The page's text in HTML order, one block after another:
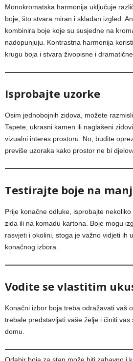
Monokromatska harmonija uključuje
boje, što stvara miran i skladan izgled.
kombinira boje koje su susjedne na
nadopunjuju. Kontrastna harmonija
krugu boja i stvara živopisne i
Isprobajte uzorke
Osim jednobojnih zidova, možete
Tapete, ukrasni kamen ili naglašeni
vizualni interes prostoru. No, budite
previše uzoraka kako prostor ne bi
Testirajte boje na
Prije konačne odluke, isprobajte
zida ili na komadu kartona. Boje mogu
rasvjeti i okolini, stoga je važno vidjeti ih
konačnog izbora.
Vodite se vlastitim
Konačni izbor boja treba odražavati vaš
trebale predstavljati vaše želje i činiti vas
domu.